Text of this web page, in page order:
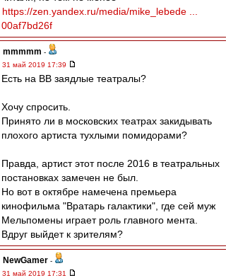
https://zen.yandex.ru/media/mike_lebede ...
00af7bd26f
mmmmm -
31 май 2019 17:39
Есть на ВВ заядлые театралы?
Хочу спросить.
Принято ли в московских театрах закидывать
плохого артиста тухлыми помидорами?
Правда, артист этот после 2016 в театральных
постановках замечен не был.
Но вот в октябре намечена премьера
кинофильма "Вратарь галактики", где сей муж
Мельпомены играет роль главного мента.
Вдруг выйдет к зрителям?
NewGamer -
31 май 2019 17:31